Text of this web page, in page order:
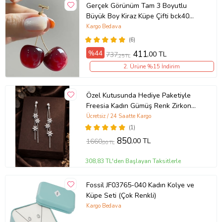
Gerçek Görünüm Tam 3 Boyutlu
Büyük Boy Kiraz Küpe Çifti bck40
(Kırmızı)
(6)
Kargo Bedava
%44 737,25 TL 411,00 TL
2. Ürüne %15 İndirim
Özel Kutusunda Hediye Paketiyle
Freesia Kadın Gümüş Renk Zirkon
Taşlı Abiye Düğün Nişan Söz Parti
Davet Hediye Küpe
(1)
Ücretsiz / 24 Saatte Kargo
1660,00 TL 850,00 TL
308,83 TL'den Başlayan Taksitlerle
Fossil JF03765-040 Kadın Kolye ve
Küpe Seti (Çok Renkli)
Kargo Bedava